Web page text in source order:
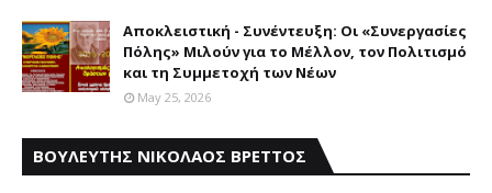
Αποκλειστική - Συνέντευξη: Οι «Συνεργασίες
Πόλης» Μιλούν για το Μέλλον, τον Πολιτισμό
και τη Συμμετοχή των Νέων
May 25, 2026
ΒΟΥΛΕΥΤΗΣ ΝΙΚΟΛΑΟΣ ΒΡΕΤΤΟΣ